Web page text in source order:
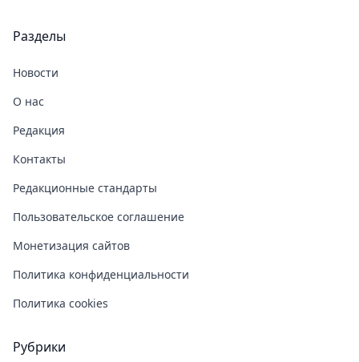
Разделы
Новости
О нас
Редакция
Контакты
Редакционные стандарты
Пользовательское соглашение
Монетизация сайтов
Политика конфиденциальности
Политика cookies
Рубрики